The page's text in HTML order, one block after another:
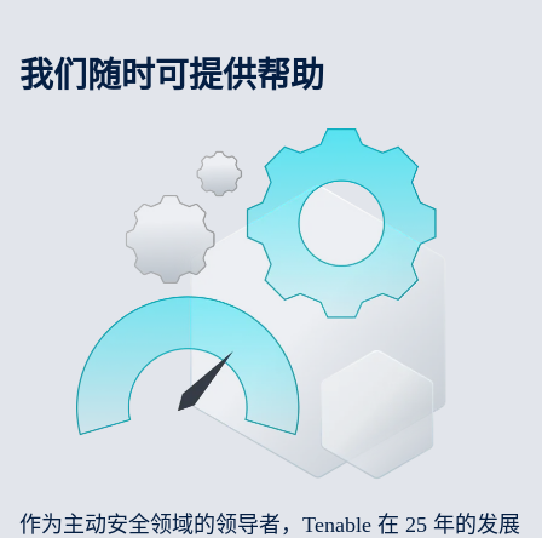
我们随时可提供帮助
作为主动安全领域的领导者，Tenable 在 25 年的发展